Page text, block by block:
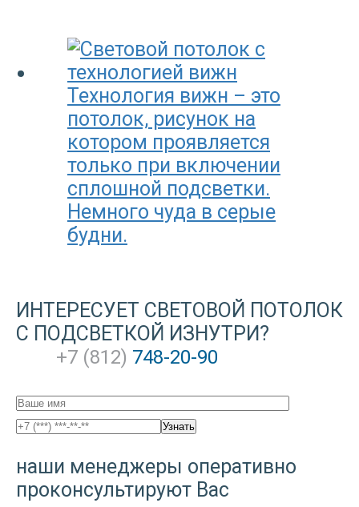
Технология вижн – это
потолок, рисунок на
котором проявляется
только при включении
сплошной подсветки.
Немного чуда в серые
будни.
ИНТЕРЕСУЕТ СВЕТОВОЙ ПОТОЛОК
С ПОДСВЕТКОЙ ИЗНУТРИ?
+7 (812) 748-20-90
наши менеджеры оперативно
проконсультируют Вас